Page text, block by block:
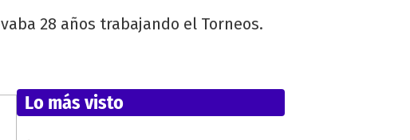
28 años trabajando el Torneos.
Lo más visto